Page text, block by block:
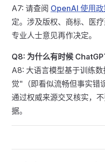
A7: 请查阅 OpenAI 使用政
定。涉及版权、商标、医
专业人士意见再作决定。
Q8: 为什么有时候
A8: 大语言模型基于训练
觉"（即看似流畅但事实错
通过权威来源交叉核实，
据。